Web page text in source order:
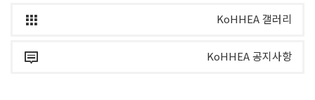
KoHHEA 갤러리
KoHHEA 공지사항